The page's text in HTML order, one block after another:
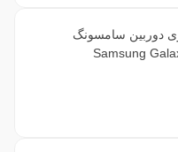
دوربین سامسونگ
Samsung